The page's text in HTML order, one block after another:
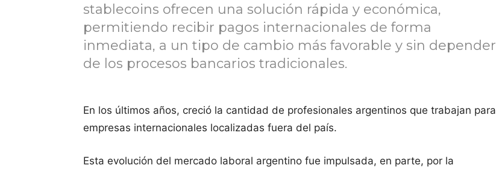
stablecoins ofrecen una solución rápida y económica,
permitiendo recibir pagos internacionales de forma
inmediata, a un tipo de cambio más favorable y sin depender
de los procesos bancarios tradicionales.
En los últimos años, creció la cantidad de profesionales argentinos que trabajan para
empresas internacionales localizadas fuera del país.
Esta evolución del mercado laboral argentino fue impulsada, en parte, por la